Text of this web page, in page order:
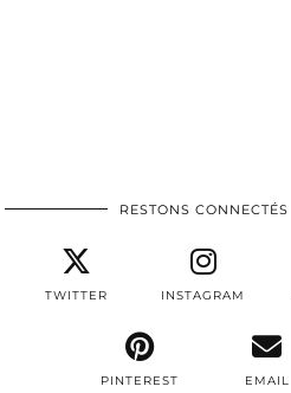
RESTONS CONNECTÉS
TWITTER INSTAGRAM
PINTEREST EMAIL